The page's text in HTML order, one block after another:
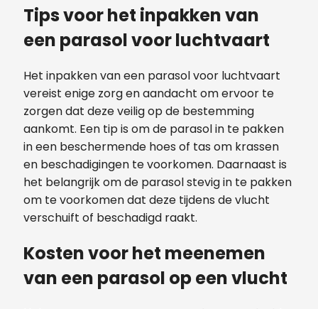
Tips voor het inpakken van
een parasol voor luchtvaart
Het inpakken van een parasol voor luchtvaart
vereist enige zorg en aandacht om ervoor te
zorgen dat deze veilig op de bestemming
aankomt. Een tip is om de parasol in te pakken
in een beschermende hoes of tas om krassen
en beschadigingen te voorkomen. Daarnaast is
het belangrijk om de parasol stevig in te pakken
om te voorkomen dat deze tijdens de vlucht
verschuift of beschadigd raakt.
Kosten voor het meenemen
van een parasol op een vlucht